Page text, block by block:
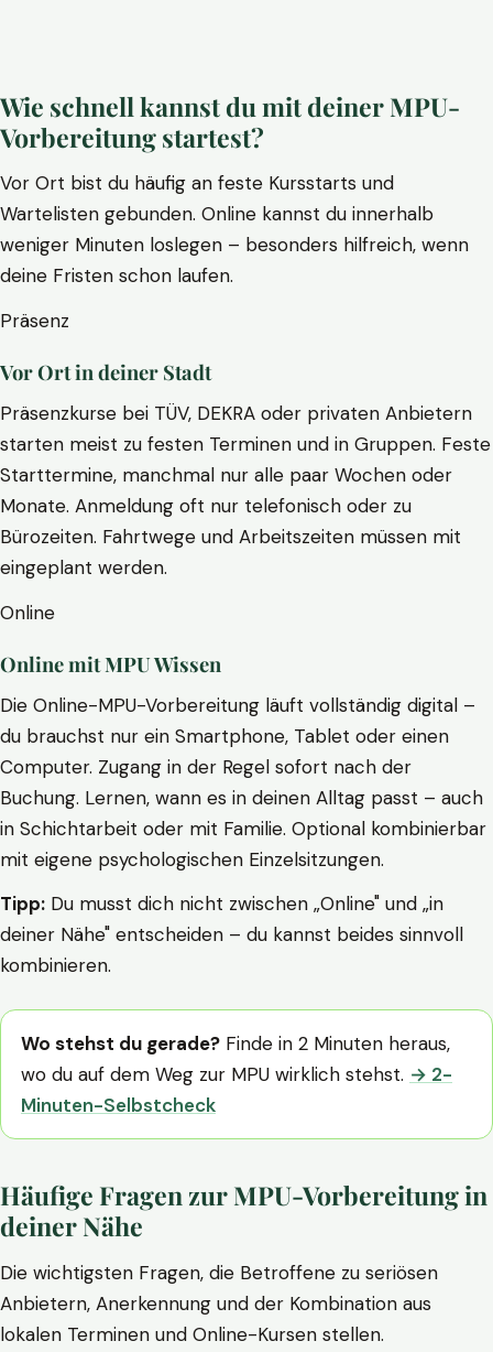
Wie schnell kannst du mit deiner MPU-
Vorbereitung startest?
Vor Ort bist du häufig an feste Kursstarts und
Wartelisten gebunden. Online kannst du innerhalb
weniger Minuten loslegen – besonders hilfreich, wenn
deine Fristen schon laufen.
Präsenz
Vor Ort in deiner Stadt
Präsenzkurse bei TÜV, DEKRA oder privaten Anbietern
starten meist zu festen Terminen und in Gruppen. Feste
Starttermine, manchmal nur alle paar Wochen oder
Monate. Anmeldung oft nur telefonisch oder zu
Bürozeiten. Fahrtwege und Arbeitszeiten müssen mit
eingeplant werden.
Online
Online mit MPU Wissen
Die Online-MPU-Vorbereitung läuft vollständig digital –
du brauchst nur ein Smartphone, Tablet oder einen
Computer. Zugang in der Regel sofort nach der
Buchung. Lernen, wann es in deinen Alltag passt – auch
in Schichtarbeit oder mit Familie. Optional kombinierbar
mit eigene psychologischen Einzelsitzungen.
Tipp: Du musst dich nicht zwischen „Online" und „in
deiner Nähe" entscheiden – du kannst beides sinnvoll
kombinieren.
Wo stehst du gerade? Finde in 2 Minuten heraus,
wo du auf dem Weg zur MPU wirklich stehst. → 2-
Minuten-Selbstcheck
Häufige Fragen zur MPU-Vorbereitung in
deiner Nähe
Die wichtigsten Fragen, die Betroffene zu seriösen
Anbietern, Anerkennung und der Kombination aus
lokalen Terminen und Online-Kursen stellen.